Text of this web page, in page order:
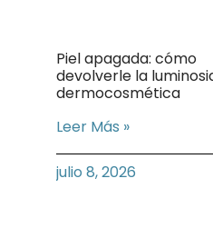
Piel apagada: cómo
devolverle la
dermocosmética
Leer Más »
julio 8, 2026